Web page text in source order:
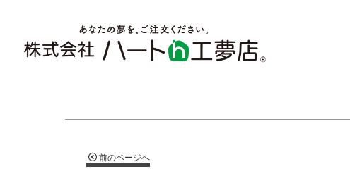
前のページへ